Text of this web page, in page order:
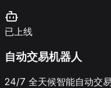
已上线
自动交易机器人
24/7 全天候智能自动交易